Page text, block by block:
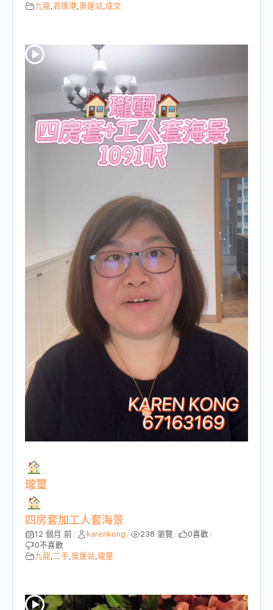
九龍 君匯港 奧運站 成交
瓏璽
四房套加工人套海景
12 個月 前 / karenkong / 238 瀏覽 / 0喜歡 /
0不喜歡
九龍,二手,奧運站,瓏璽